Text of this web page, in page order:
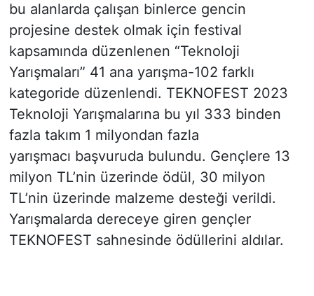
bu alanlarda çalışan binlerce gencin
projesine destek olmak için festival
kapsamında düzenlenen “Teknoloji
Yarışmaları” 41 ana yarışma-102 farklı
kategoride düzenlendi. TEKNOFEST 2023
Teknoloji Yarışmalarına bu yıl 333 binden
fazla takım 1 milyondan fazla
yarışmacı başvuruda bulundu. Gençlere 13
milyon TL’nin üzerinde ödül, 30 milyon
TL’nin üzerinde malzeme desteği verildi.
Yarışmalarda dereceye giren gençler
TEKNOFEST sahnesinde ödüllerini aldılar.